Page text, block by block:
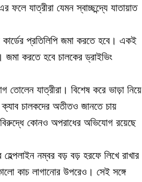
ফলে যাত্রীরা যেমন স্বাচ্ছন্দ্যে যাতায়াত
কার্ডের প্রতিলিপি জমা করতে হবে। একই
জমা করতে হবে চালকের ড্রাইভিং
যাত্রীরা। বিশেষ করে ভাড়া নিয়ে
চালকদের অতীতও জানতে চায়
কোনও অপরাধের অভিযোগ রয়েছে
হেল্পলাইন নম্বর বড় বড় হরফে লিখে রাখার
কাচ লাগানোর উপরেও। সেই সঙ্গে